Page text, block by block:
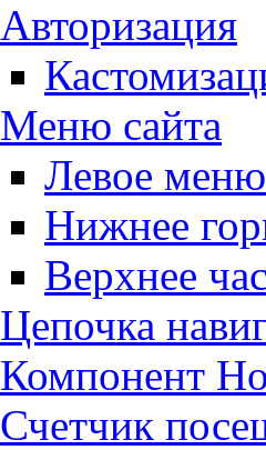
Авторизация
Меню сайта
Левое меню
Нижнее
Верхнее
Цепочка
Компонент
Счетчик